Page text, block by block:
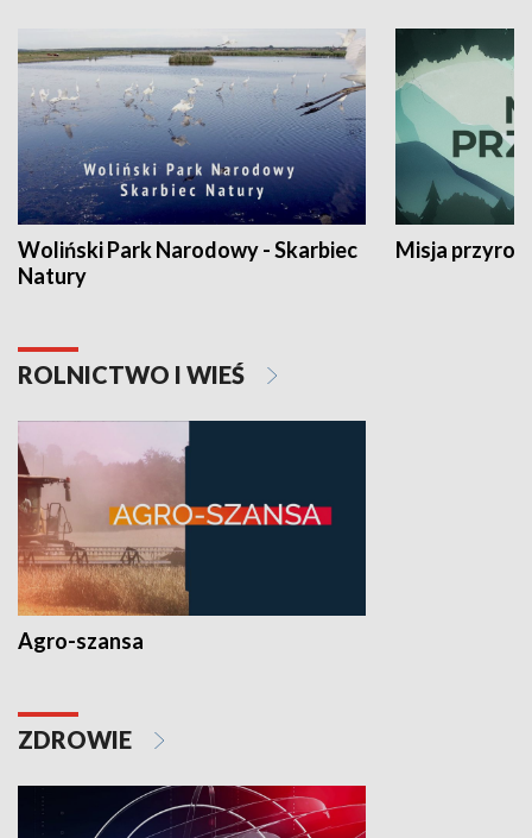
Woliński Park Narodowy - Skarbiec
Natury
Misja
ROLNICTWO I WIEŚ
Agro-szansa
ZDROWIE